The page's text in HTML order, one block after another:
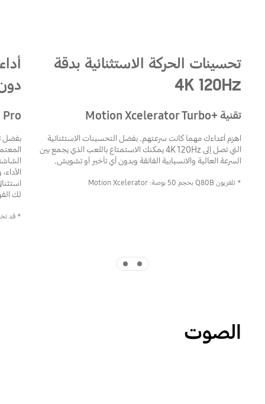
تحسينات الحركة الاستثنائية بدقة
4K 120Hz
تقنية +Motion Xcelerator Turbo
اهزم أعداءك مهما كانت سرعتهم. بفضل التحسينات الاستثنائية
التي تصل إلى 4K 120Hz يمكنك الاستمتاع باللعب الذي يجمع بين
السرعة العالية والانسيابية الفائقة وبدون أي تأخير أو تشويش.
* تلفزيون Q80B بحجم 50 بوصة: Motion Xcelerator
Pro
لك
* قد
الصوت